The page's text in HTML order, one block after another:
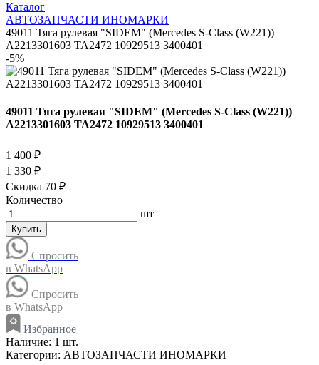
Каталог
АВТОЗАПЧАСТИ ИНОМАРКИ
49011 Тяга рулевая "SIDEM" (Mercedes S-Class (W221))
A2213301603 TA2472 10929513 3400401
-5%
49011 Тяга рулевая "SIDEM" (Mercedes S-Class (W221))
A2213301603 TA2472 10929513 3400401
1 400 ₽
1 330 ₽
Скидка 70 ₽
Количество
шт
Купить
Спросить
в WhatsApp
Спросить
в WhatsApp
Избранное
Наличие: 1 шт.
Категории: АВТОЗАПЧАСТИ ИНОМАРКИ